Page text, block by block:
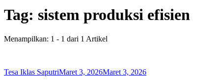
Tag: sistem produksi efisien
Menampilkan: 1 - 1 dari 1 Artikel
Tesa Iklas SaputriMaret 3, 2026Maret 3, 2026